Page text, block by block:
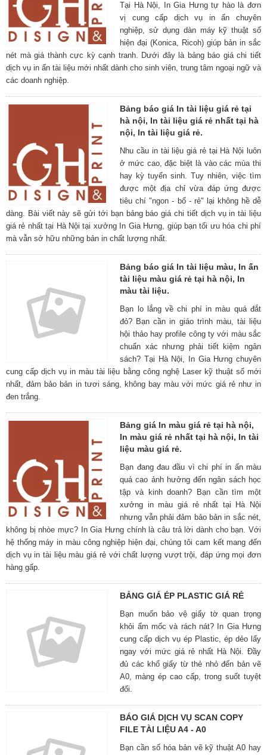
Tại Hà Nội, In Gia Hưng tự hào là đơn
vị cung cấp dịch vụ in ấn chuyên
nghiệp, sử dụng dàn máy kỹ thuật số
hiện đại (Konica, Ricoh) giúp bản in sắc
nét mà giá thành cực kỳ cạnh tranh. Dưới đây là bảng báo giá chi tiết
dịch vụ in ấn tài liệu mới nhất dành cho sinh viên, trung tâm ngoại ngữ và
các doanh nghiệp.
Bảng báo giá In tài liệu giá rẻ tại
hà nội, In tài liệu giá rẻ nhất tại hà
nội, In tài liệu giá rẻ.
Nhu cầu in tài liệu giá rẻ tại Hà Nội luôn
ở mức cao, đặc biệt là vào các mùa thi
hay kỳ tuyển sinh. Tuy nhiên, việc tìm
được một địa chỉ vừa đáp ứng được
tiêu chí "ngon - bổ - rẻ" lại không hề dễ
dàng. Bài viết này sẽ gửi tới bạn bảng báo giá chi tiết dịch vụ in tài liệu
giá rẻ nhất tại Hà Nội tại xưởng In Gia Hưng, giúp bạn tối ưu hóa chi phí
mà vẫn sở hữu những bản in chất lượng nhất.
Bảng báo giá In tài liệu màu, In ấn
tài liệu màu giá rẻ tại hà nội, In
màu tài liệu.
Bạn lo lắng về chi phí in màu quá đắt
đỏ? Bạn cần in giáo trình màu, tài liệu
hội thảo hay profile công ty với màu sắc
chuẩn xác nhưng phải tiết kiệm ngân
sách? Tại Hà Nội, In Gia Hưng chuyên
cung cấp dịch vụ in màu tài liệu bằng công nghệ Laser kỹ thuật số mới
nhất, đảm bảo bản in tươi sáng, không bay màu với mức giá rẻ như in
đen trắng.
Bảng giá In màu giá rẻ tại hà nội,
In màu giá rẻ nhất tại hà nội, In tài
liệu màu giá rẻ.
Bạn đang đau đầu vì chi phí in ấn màu
quá cao ảnh hưởng đến ngân sách học
tập và kinh doanh? Bạn cần tìm một
xưởng in màu giá rẻ nhất tại Hà Nội
nhưng vẫn phải đảm bảo bản in sắc nét,
không bị nhòe mực? In Gia Hưng chính là câu trả lời dành cho bạn. Với
hệ thống máy in màu công nghiệp hiện đại, chúng tôi cam kết mang đến
dịch vụ in tài liệu màu giá rẻ với chất lượng vượt trội, đáp ứng mọi đơn
hàng gấp.
BẢNG GIÁ ÉP PLASTIC GIÁ RẺ
Bạn muốn bảo vệ giấy tờ quan trọng
khỏi ẩm mốc và rách nát? In Gia Hưng
cung cấp dịch vụ ép Plastic, ép dẻo lấy
ngay với mức giá rẻ nhất Hà Nội. Đầy
đủ các khổ giấy từ thẻ nhỏ đến bản vẽ
A0, màng ép cao cấp, trong suốt tuyệt
đối.
BÁO GIÁ DỊCH VỤ SCAN COPY
FILE TÀI LIỆU A4 - A0
Bạn cần số hóa bản vẽ kỹ thuật A0 hay